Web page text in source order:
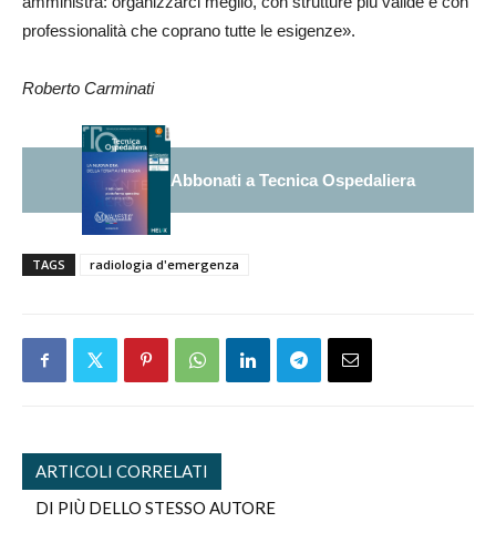
professionalità che coprano tutte le esigenze».
Roberto Carminati
Abbonati a Tecnica Ospedaliera
TAGS radiologia d'emergenza
ARTICOLI CORRELATI
DI PIÙ DELLO STESSO AUTORE